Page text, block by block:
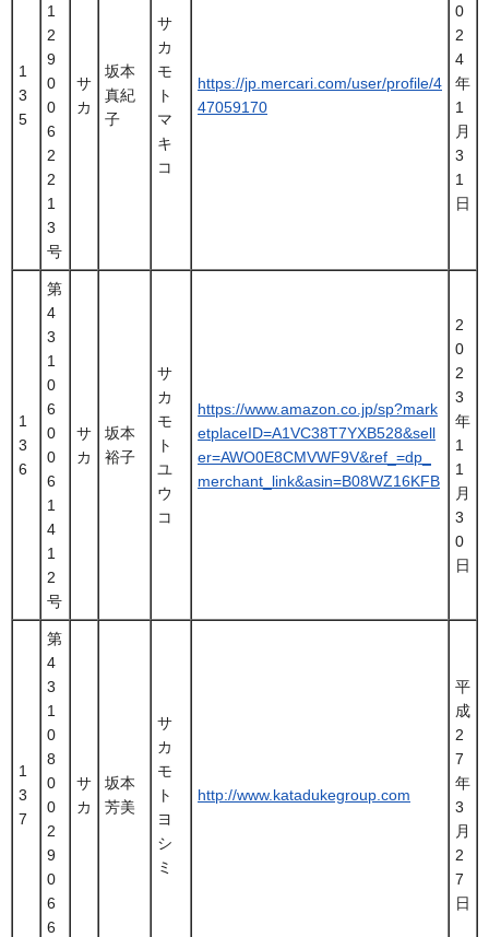
1
3
5
1
2
9
0
0
6
2
2
1
3
号
サ
カ
坂本
真紀
子
サ
カ
モ
ト
マ
キ
コ
https://jp.mercari.com/user/profile/4
47059170
0
2
4
年
1
月
3
1
日
1
3
6
第
4
3
1
0
6
0
0
6
1
4
1
2
号
サ
カ
坂本
裕子
サ
カ
モ
ト
ユ
ウ
コ
https://www.amazon.co.jp/sp?mark
etplaceID=A1VC38T7YXB528&sell
er=AWO0E8CMVWF9V&ref_=dp_
merchant_link&asin=B08WZ16KFB
2
0
2
3
年
1
1
月
3
0
日
1
3
7
第
4
3
1
0
8
0
0
2
9
0
6
6
サ
カ
坂本
芳美
サ
カ
モ
ト
ヨ
シ
ミ
http://www.katadukegroup.com
平
成
2
7
年
3
月
2
7
日